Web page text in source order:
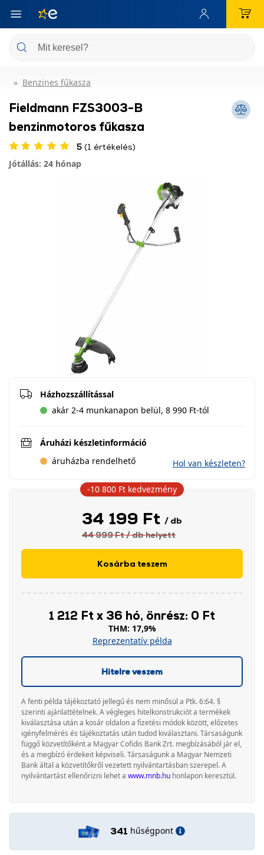
Benzines fűkasza
Fieldmann FZS3003-B
benzinmotoros fűkasza
5 (1 értékelés)
Jótállás: 24 hónap
Házhozszállítással
akár 2-4 munkanapon belül, 8 990 Ft-tól
Áruházi készletinformáció
áruházba rendelhető
Hol van készleten?
34 199 Ft / db
44 999 Ft/ dbhelyett
Kosárba teszem
1 212 Ft x 36 hó, önrész: 0 Ft
THM: 17,9%
Reprezentatív példa
Hitelre veszem
A fenti példa tájékoztató jellegű és nem minősül a Ptk. 6:64. §
szerinti ajánlattételnek. A végleges hitelkonstrukciót a termékek
kiválasztása után a kosár oldalon a fizetési módok között, előzetes
igényfelmérés és tájékoztatás után tudod kiválasztani. Társaságunk
függő közvetítőként a Magyar Cofidis Bank Zrt. megbízásából jár el,
és a megbízó érdekeit képviseli. Társaságunk a Magyar Nemzeti
Bank által a közvetítőkről vezetett nyilvántartásban szerepel. A
nyilvántartást ellenőrizni lehet a www.mnb.hu honlapon keresztül.
-10 800 Ft kedvezmény
341 hűségpont